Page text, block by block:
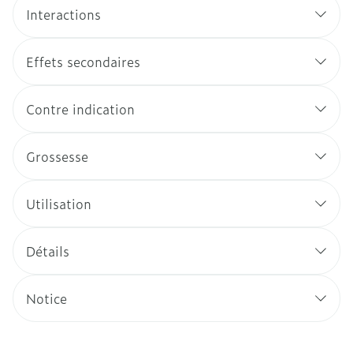
Interactions
Effets secondaires
Contre indication
Grossesse
Utilisation
Détails
Notice